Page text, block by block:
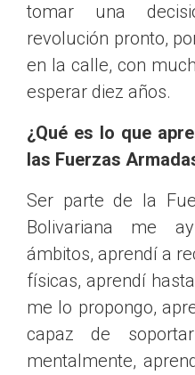
tomar una
revolución pronto,
en la calle, con
esperar diez años.
¿Qué es lo que
las Fuerzas
Ser parte de la
Bolivariana me
ámbitos, aprendí a
físicas, aprendí
me lo propongo,
capaz de
mentalmente,